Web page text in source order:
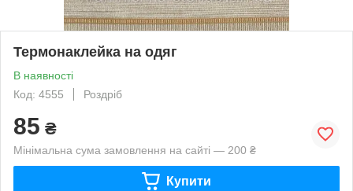
Термонаклейка на одяг
В наявності
Код: 4555
Роздріб
85 ₴
Мінімальна сума замовлення на сайті — 200 ₴
Купити